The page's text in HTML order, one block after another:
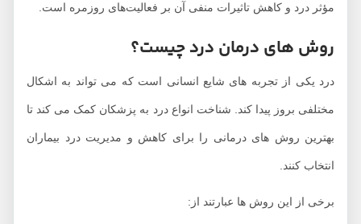
مؤثر درد و کاهش تاثیرات منفی آن بر فعالیت‌های روزمره است.
روش‌ های درمان درد چیست؟
درد یکی از تجربه‌ های شایع انسانی است که می‌ تواند به اشکال
مختلفی بروز پیدا کند. شناخت انواع درد به پزشکان کمک می ‌کند تا
بهترین روش‌ های درمانی را برای کاهش و مدیریت درد بیماران
انتخاب کنند.
برخی از این روش ها عبارتند از: